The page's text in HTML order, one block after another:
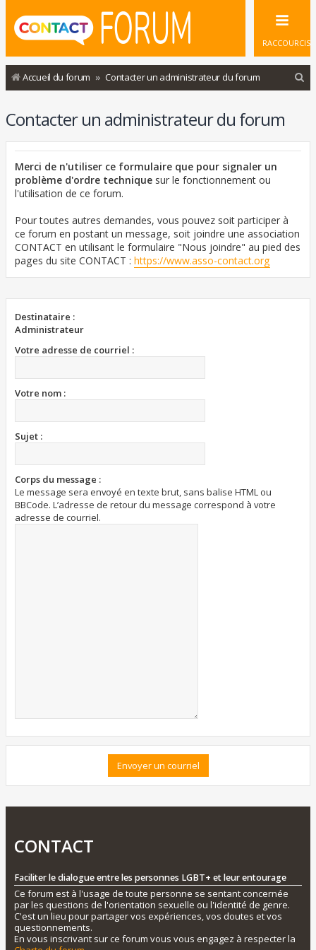
RACCOURCIS
Accueil du forum Contacter un administrateur du forum
Contacter un administrateur du forum
Merci de n'utiliser ce formulaire que pour signaler un
problème d'ordre technique sur le fonctionnement ou
l'utilisation de ce forum.
Pour toutes autres demandes, vous pouvez soit participer à
ce forum en postant un message, soit joindre une association
CONTACT en utilisant le formulaire "Nous joindre" au pied des
pages du site CONTACT : https://www.asso-contact.org
Destinataire :
Administrateur
Votre adresse de courriel :
Votre nom :
Sujet :
Corps du message :
Le message sera envoyé en texte brut, sans balise HTML ou
BBCode. L’adresse de retour du message correspond à votre
adresse de courriel.
CONTACT
Faciliter le dialogue entre les personnes LGBT+ et leur entourage
Ce forum est à l'usage de toute personne se sentant concernée
par les questions de l'orientation sexuelle ou l'identité de genre.
C'est un lieu pour partager vos expériences, vos doutes et vos
questionnements.
En vous inscrivant sur ce forum vous vous engagez à respecter la